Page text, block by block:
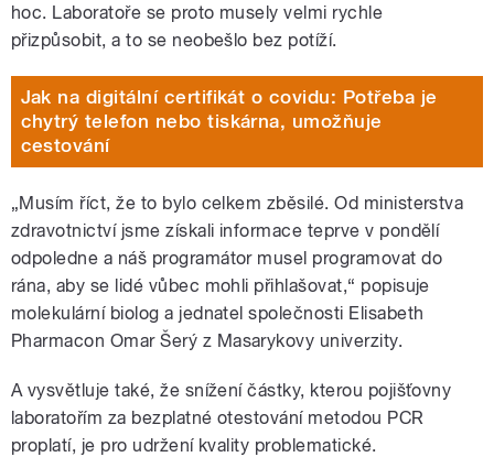
hoc. Laboratoře se proto musely velmi rychle
přizpůsobit, a to se neobešlo bez potíží.
Jak na digitální certifikát o covidu: Potřeba je
chytrý telefon nebo tiskárna, umožňuje
cestování
„Musím říct, že to bylo celkem zběsilé. Od ministerstva
zdravotnictví jsme získali informace teprve v pondělí
odpoledne a náš programátor musel programovat do
rána, aby se lidé vůbec mohli přihlašovat,“ popisuje
molekulární biolog a jednatel společnosti Elisabeth
Pharmacon Omar Šerý z Masarykovy univerzity.
A vysvětluje také, že snížení částky, kterou pojišťovny
laboratořím za bezplatné otestování metodou PCR
proplatí, je pro udržení kvality problematické.